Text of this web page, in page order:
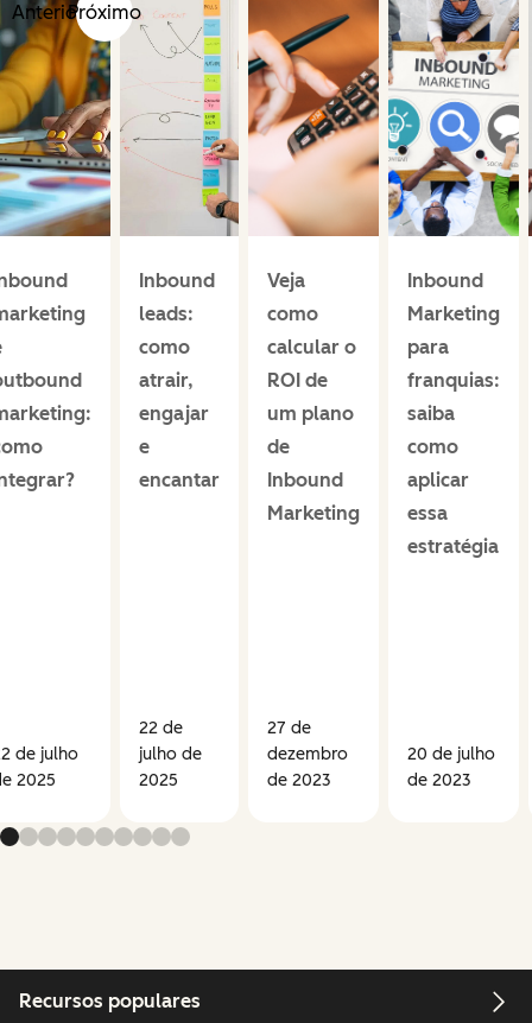
AnteriorPróximo
de julho
2025
Inbound
leads:
como
atrair,
engajar
e
encantar
22 de
julho de
2025
Veja
como
calcular o
ROI de
um plano
de
Inbound
Marketing
27 de
dezembro
de 2023
Inbound
Marketing
para
franquias:
saiba
como
aplicar
essa
estratégia
20 de julho
de 2023
Recursos populares